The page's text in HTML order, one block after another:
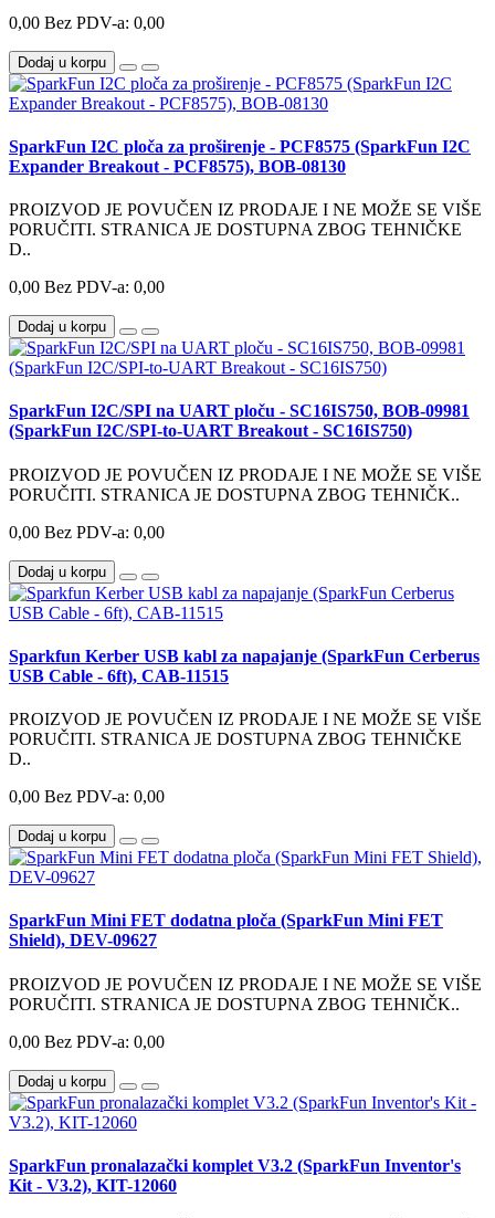
0,00 Bez PDV-a: 0,00
Dodaj u korpu
SparkFun I2C ploča za proširenje - PCF8575 (SparkFun I2C
Expander Breakout - PCF8575), BOB-08130
PROIZVOD JE POVUČEN IZ PRODAJE I NE MOŽE SE VIŠE
PORUČITI. STRANICA JE DOSTUPNA ZBOG TEHNIČKE
D..
0,00 Bez PDV-a: 0,00
Dodaj u korpu
SparkFun I2C/SPI na UART ploču - SC16IS750, BOB-09981
(SparkFun I2C/SPI-to-UART Breakout - SC16IS750)
PROIZVOD JE POVUČEN IZ PRODAJE I NE MOŽE SE VIŠE
PORUČITI. STRANICA JE DOSTUPNA ZBOG TEHNIČK..
0,00 Bez PDV-a: 0,00
Dodaj u korpu
Sparkfun Kerber USB kabl za napajanje (SparkFun Cerberus
USB Cable - 6ft), CAB-11515
PROIZVOD JE POVUČEN IZ PRODAJE I NE MOŽE SE VIŠE
PORUČITI. STRANICA JE DOSTUPNA ZBOG TEHNIČKE
D..
0,00 Bez PDV-a: 0,00
Dodaj u korpu
SparkFun Mini FET dodatna ploča (SparkFun Mini FET
Shield), DEV-09627
PROIZVOD JE POVUČEN IZ PRODAJE I NE MOŽE SE VIŠE
PORUČITI. STRANICA JE DOSTUPNA ZBOG TEHNIČK..
0,00 Bez PDV-a: 0,00
Dodaj u korpu
SparkFun pronalazački komplet V3.2 (SparkFun Inventor's
Kit - V3.2), KIT-12060